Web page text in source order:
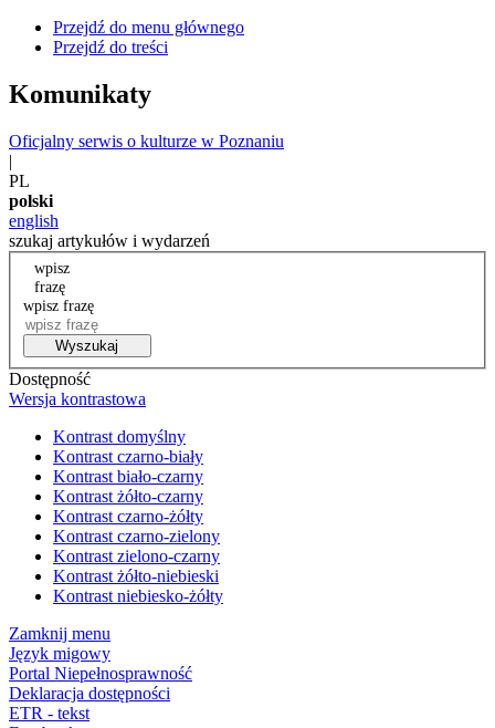
Przejdź do menu głównego
Przejdź do treści
Komunikaty
Oficjalny serwis o kulturze w Poznaniu
|
PL
polski
english
szukaj artykułów i wydarzeń
wpisz
frazę
wpisz frazę
Wyszukaj
Dostępność
Wersja kontrastowa
Kontrast domyślny
Kontrast czarno-biały
Kontrast biało-czarny
Kontrast żółto-czarny
Kontrast czarno-żółty
Kontrast czarno-zielony
Kontrast zielono-czarny
Kontrast żółto-niebieski
Kontrast niebiesko-żółty
Zamknij menu
Język migowy
Portal Niepełnosprawność
Deklaracja dostępności
ETR - tekst